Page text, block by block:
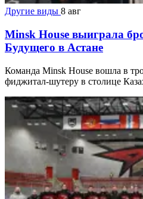
Другие виды 8 авг
Minsk House выиграла
Будущего в Астане
Команда Minsk House вошла в
фиджитал-шутеру в столице